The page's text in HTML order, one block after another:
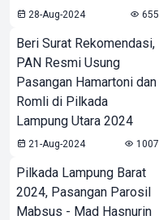
28-Aug-2024 655
Beri Surat Rekomendasi,
PAN Resmi Usung
Pasangan Hamartoni dan
Romli di Pilkada
Lampung Utara 2024
21-Aug-2024 1007
Pilkada Lampung Barat
2024, Pasangan Parosil
Mabsus - Mad Hasnurin